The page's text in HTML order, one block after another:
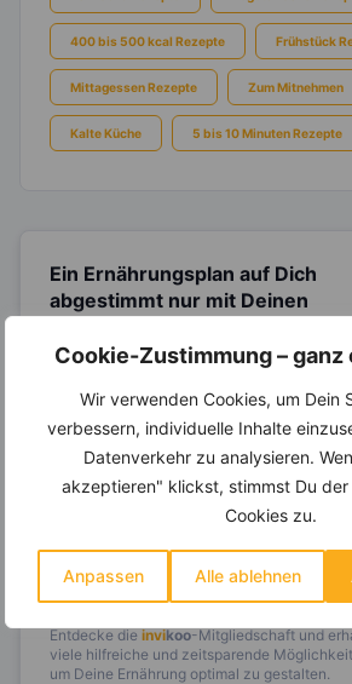
Cookie-Zustimmung – ganz
Wir verwenden Cookies, um Dein
verbessern, individuelle Inhalte
Datenverkehr zu analysieren.
akzeptieren" klickst, stimmst Du
Cookies zu.
Anpassen Alle ablehnen
400 bis 500 kcal Rezepte Frühstück
Mittagessen Rezepte Zum Mitnehmen
Kalte Küche 5 bis 10 Minuten Rezepte
Ein Ernährungsplan auf Dich
abgestimmt nur mit Deinen
Erstelle Dir Deinen eigenen, individuellen
Lieblingsrezepten auf Basis des gesamten
Know-Hows voninvikoo.
Wochenplaner, dynamische
Einkaufsliste und noch mehr?
Entdecke die invikoo-Mitgliedschaft und
viele hilfreiche und zeitsparende
um Deine Ernährung optimal zu gestalten.